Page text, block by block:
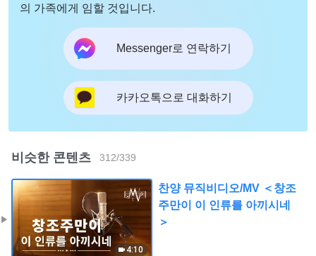
의 가족에게 임할 것입니다.
Messenger로 연락하기
카카오톡으로 대화하기
비슷한 콘텐츠 312/339
4:10
찬양 뮤직비디오/MV ＜창조
주만이 이 인류를 아끼시네
＞